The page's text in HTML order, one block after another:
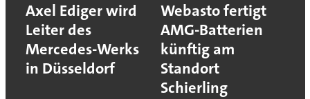
Axel Ediger wird
Leiter des
Mercedes-Werks
in Düsseldorf
Webasto fertigt
AMG-Batterien
künftig am
Standort
Schierling